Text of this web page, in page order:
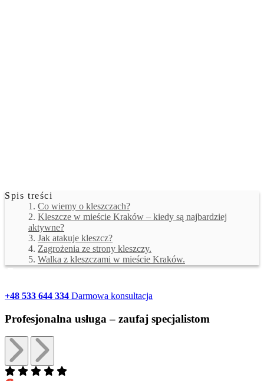
Spis treści
Co wiemy o kleszczach?
Kleszcze w mieście Kraków – kiedy są najbardziej
aktywne?
Jak atakuje kleszcz?
Zagrożenia ze strony kleszczy.
Walka z kleszczami w mieście Kraków.
+48 533 644 334 Darmowa konsultacja
Profesjonalna usługa – zaufaj specjalistom